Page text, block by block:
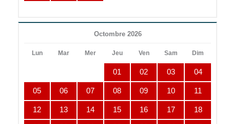
Octombre 2026
Lun Mar Mer Jeu Ven Sam Dim
01 02 03 04
05 06 07 08 09 10 11
12 13 14 15 16 17 18